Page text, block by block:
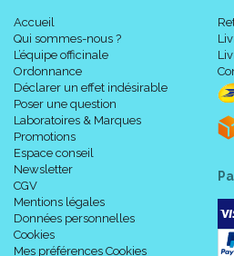
Accueil
Qui sommes-nous ?
L’équipe officinale
Ordonnance
Déclarer un effet indésirable
Poser une question
Laboratoires & Marques
Promotions
Espace conseil
Newsletter
CGV
Mentions légales
Données personnelles
Cookies
Mes préférences Cookies